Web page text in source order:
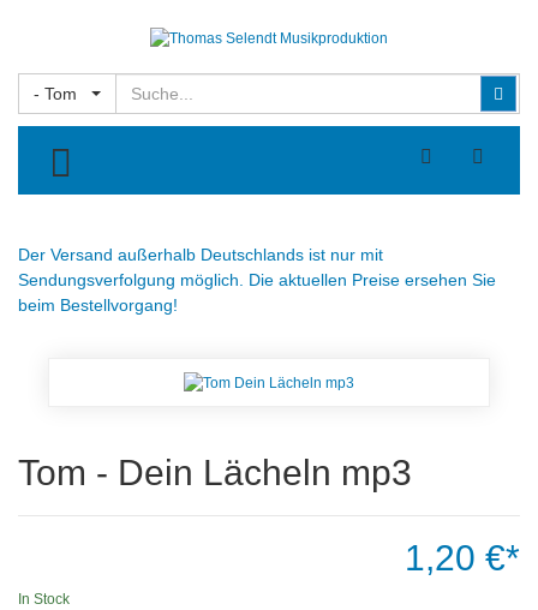
- Tom
TOGGLE MENU
Der Versand außerhalb Deutschlands ist nur mit
Sendungsverfolgung möglich. Die aktuellen Preise ersehen Sie
beim Bestellvorgang!
Tom - Dein Lächeln mp3
1,20 €*
In Stock